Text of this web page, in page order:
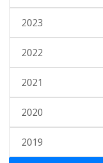
2023
2022
2021
2020
2019